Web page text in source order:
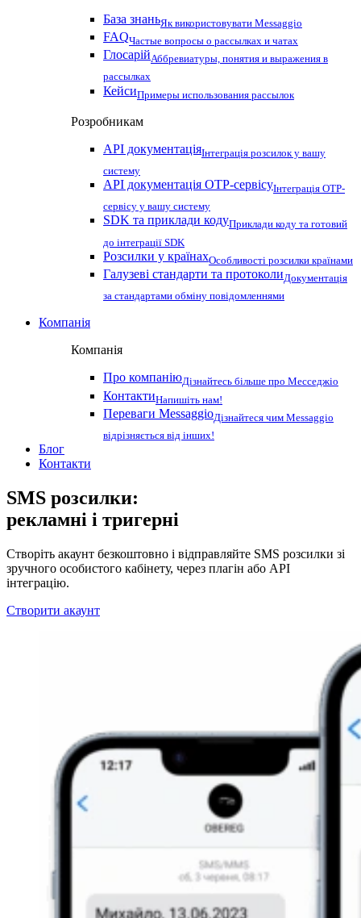
База знаньЯк використовувати Messaggio
FAQЧастые вопросы о рассылках и чатах
ГлосарійАббревиатуры, понятия и выражения в
рассылках
КейсиПримеры использования рассылок
Розробникам
API документаціяІнтеграція розсилок у вашу
систему
API документація OTP-сервісуІнтеграція OTP-
сервісу у вашу систему
SDK та приклади кодуПриклади коду та готовий
до інтеграції SDK
Розсилки у країнахОсобливості розсилки країнами
Галузеві стандарти та протоколиДокументація
за стандартами обміну повідомленнями
Компанія
Компанія
Про компаніюДізнайтесь більше про Месседжіо
КонтактиНапишіть нам!
Переваги MessaggioДізнайтеся чим Messaggio
відрізняється від інших!
Блог
Контакти
SMS розсилки:
рекламні і тригерні
Створіть акаунт безкоштовно і відправляйте SMS розсилки зі
зручного особистого кабінету, через плагін або API
інтеграцію.
Створити акаунт